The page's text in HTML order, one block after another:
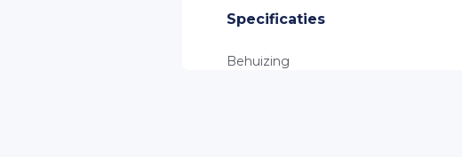
SAMSUNG LED
Specificaties
Behuizing